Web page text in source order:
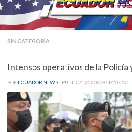
SIN CATEGORÍA
Intensos operativos de la Policía
POR ECUADOR NEWS · PUBLICADA2023-04-20 ·